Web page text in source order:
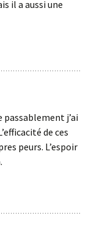
il a aussi une
passablement j’ai
de ces
peurs. L’espoir